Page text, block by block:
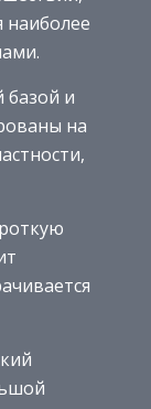
наиболее
базой и
на